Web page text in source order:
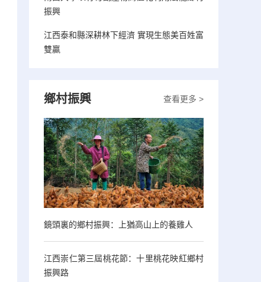
振興
江西泰和縣深耕林下經濟 實現生態美百姓富
雙贏
查看更多 >
鄉村振興
鏡頭裏的鄉村振興：上猶高山上的養雞人
江西崇仁第三屆桃花節：十里桃花映紅鄉村
振興路